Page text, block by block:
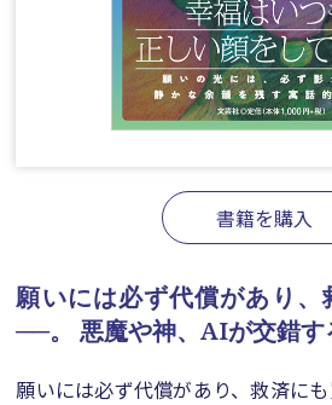
書籍を購入
願いには必ず代償があり、
──。
悪魔や神、AIが交錯す
願いには必ず代償があり、救済に